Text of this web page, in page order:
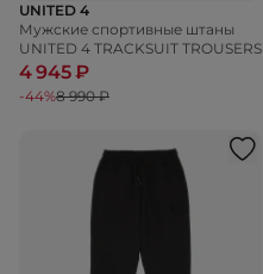
UNITED 4
Мужские спортивные штаны
UNITED 4 TRACKSUIT TROUSERS
4 945 ₽
-44%8 990 ₽